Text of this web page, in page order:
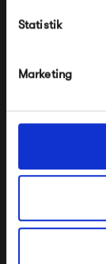
Statistik
Marketing
Pappelina
*Ved at